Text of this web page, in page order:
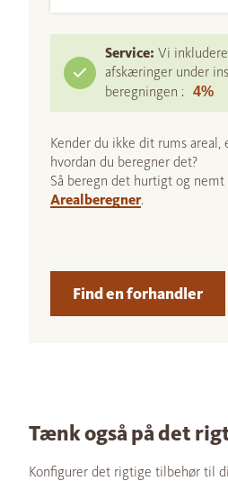
Service: Vi
afskæringer under
beregningen :
Kender du ikke dit rums areal,
hvordan du beregner det?
Så beregn det hurtigt og nemt
Arealberegner.
Find en forhandler
Tænk også på det
Konfigurer det rigtige tilbehør til